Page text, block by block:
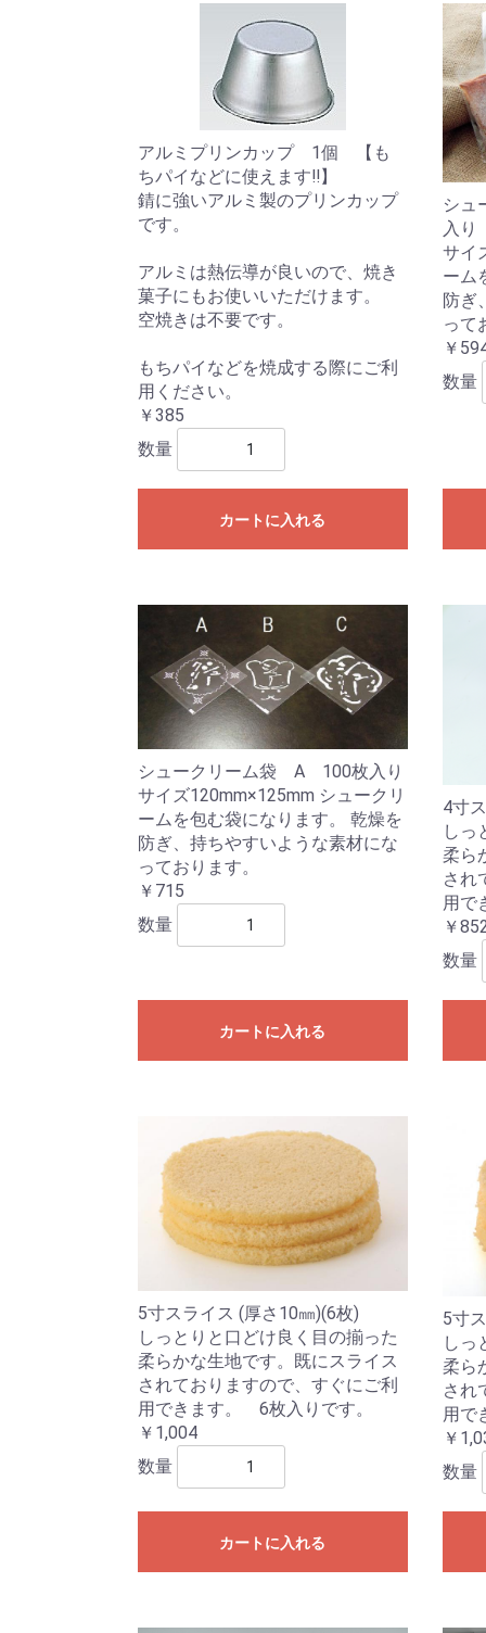
アルミプリンカップ 1個 【も
ちパイなどに使えます‼】
錆に強いアルミ製のプリンカップ
です。
アルミは熱伝導が良いので、焼き
菓子にもお使いいただけます。
空焼きは不要です。
もちパイなどを焼成する際にご利
用ください。
￥385
数量
カートに入れる
シ
入り
サイ
ーム
防ぎ
って
￥
数量
シュークリーム袋 A 100枚入り
サイズ120mm×125mm シュークリ
ームを包む袋になります。 乾燥を
防ぎ、持ちやすいような素材にな
っております。
￥715
数量
カートに入れる
4寸
しっ
柔ら
され
用で
￥
数量
5寸スライス (厚さ10㎜)(6枚)
しっとりと口どけ良く目の揃った
柔らかな生地です。既にスライス
されておりますので、すぐにご利
用できます。 6枚入りです。
￥1,004
数量
カートに入れる
5寸
しっ
柔ら
され
用で
￥
数量